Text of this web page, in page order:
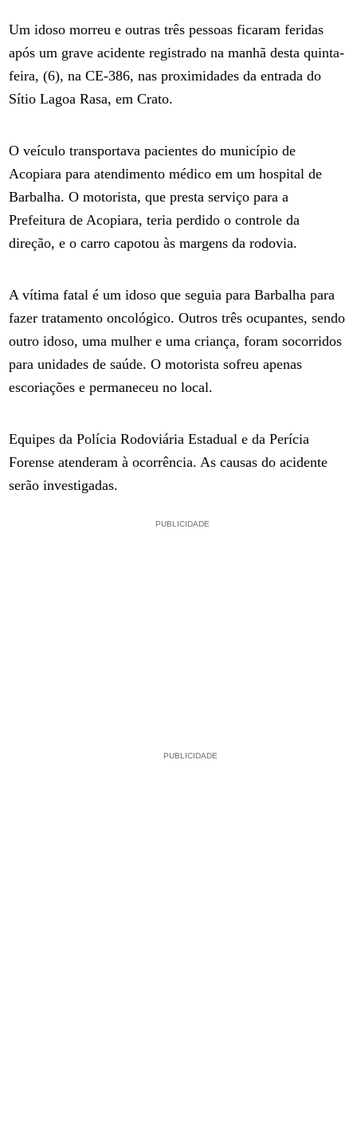
Um idoso morreu e outras três pessoas ficaram feridas
após um grave acidente registrado na manhã desta quinta-
feira, (6), na CE-386, nas proximidades da entrada do
Sítio Lagoa Rasa, em Crato.
O veículo transportava pacientes do município de
Acopiara para atendimento médico em um hospital de
Barbalha. O motorista, que presta serviço para a
Prefeitura de Acopiara, teria perdido o controle da
direção, e o carro capotou às margens da rodovia.
A vítima fatal é um idoso que seguia para Barbalha para
fazer tratamento oncológico. Outros três ocupantes, sendo
outro idoso, uma mulher e uma criança, foram socorridos
para unidades de saúde. O motorista sofreu apenas
escoriações e permaneceu no local.
Equipes da Polícia Rodoviária Estadual e da Perícia
Forense atenderam à ocorrência. As causas do acidente
serão investigadas.
PUBLICIDADE
PUBLICIDADE